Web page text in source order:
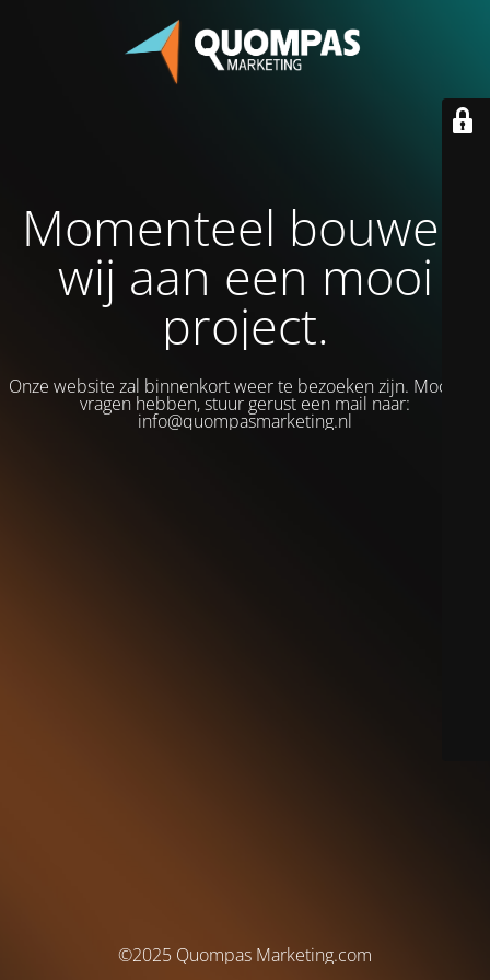
Momenteel bouwen
wij aan een mooi
project.
Onze website zal binnenkort weer te bezoeken zijn. Mocht je
vragen hebben, stuur gerust een mail naar:
info@quompasmarketing.nl
©2025 Quompas Marketing.com